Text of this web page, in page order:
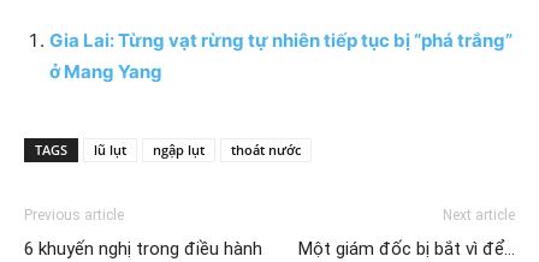
Gia Lai: Từng vạt rừng tự nhiên tiếp tục bị “phá trắng”
ở Mang Yang
TAGS lũ lụt ngập lụt thoát nước
Previous article
6 khuyến nghị trong điều hành
Next article
Một giám đốc bị bắt vì để…